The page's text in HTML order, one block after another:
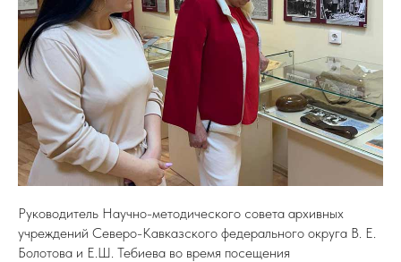
Руководитель Научно-методического совета архивных
учреждений Северо-Кавказского федерального округа В. Е.
Болотова и Е.Ш. Тебиева во время посещения